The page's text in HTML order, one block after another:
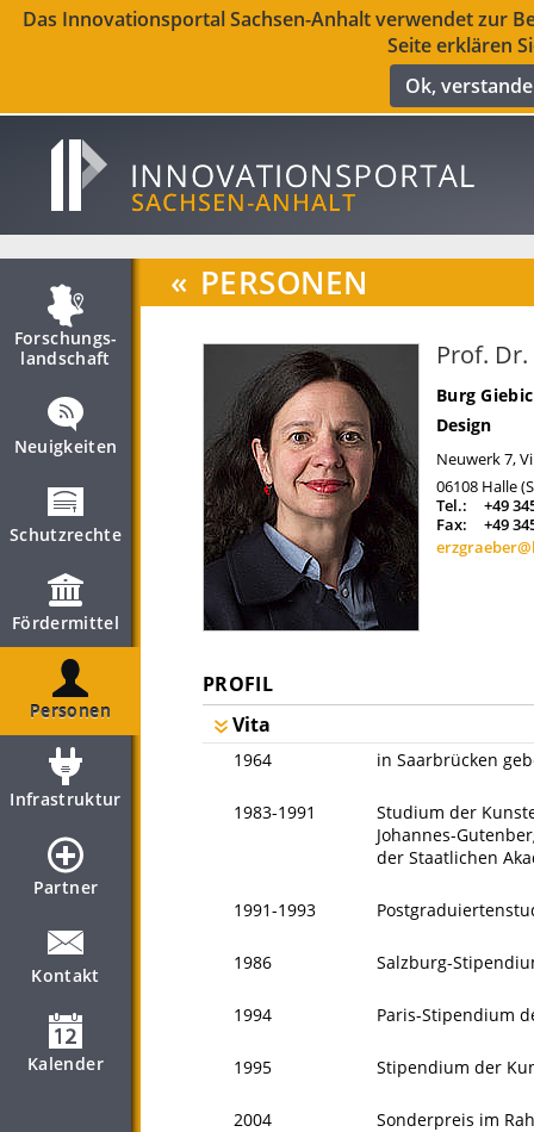
Das Innovationsportal Sachsen-Anhalt verwendet zur
Seite erklären
Ok,
Forschungs­
landschaft
Neuigkeiten
Schutzrechte
Fördermittel
Personen
Infrastruktur
Partner
Kontakt
Kalender
« PERSONEN
Prof.
Burg
Design
Neuwerk 7,
06108 Halle
Tel.:
+49
Fax:
+49
PROFIL
Vita
1964 in Saarbrücken
1983-1991
Studium der
Johannes-
der Staatlichen
1991-1993
1986 Salzburg-
1994 Paris-Stipendium
1995 Stipendium der
2004 Sonderpreis im